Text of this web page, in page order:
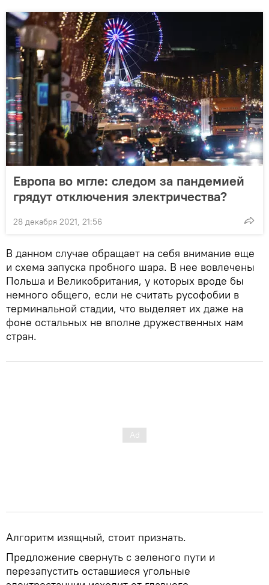
Европа во мгле: следом за пандемией
грядут отключения электричества?
28 декабря 2021, 21:56
В данном случае обращает на себя внимание еще
и схема запуска пробного шара. В нее вовлечены
Польша и Великобритания, у которых вроде бы
немного общего, если не считать русофобии в
терминальной стадии, что выделяет их даже на
фоне остальных не вполне дружественных нам
стран.
Алгоритм изящный, стоит признать.
Предложение свернуть с зеленого пути и
перезапустить оставшиеся угольные